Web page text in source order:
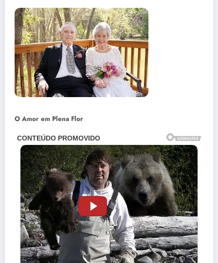
O Amor em Plena Flor